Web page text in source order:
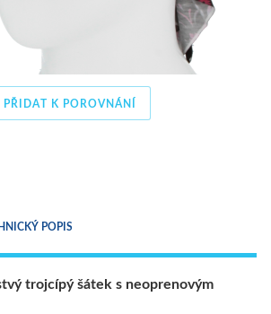
PŘIDAT K POROVNÁNÍ
POPIS
trojcípý šátek s neoprenovým